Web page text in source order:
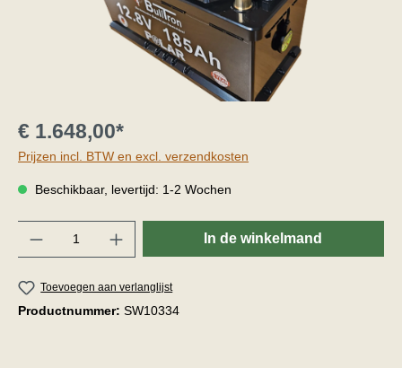
€ 1.648,00*
Prijzen incl. BTW en excl. verzendkosten
Beschikbaar, levertijd: 1-2 Wochen
In de winkelmand
Toevoegen aan verlanglijst
Productnummer: SW10334